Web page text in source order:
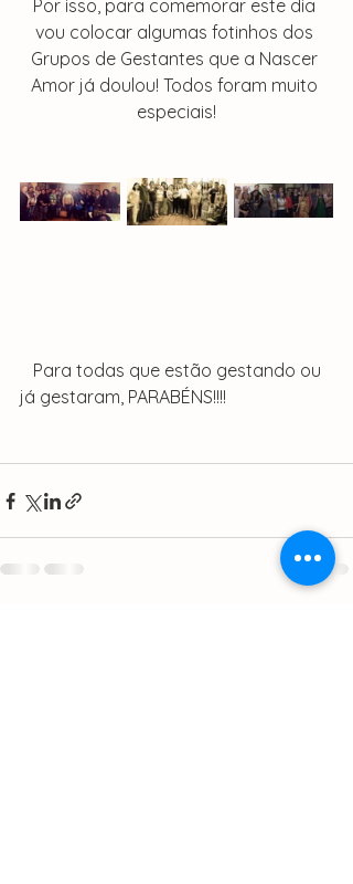
Por isso, para comemorar este dia
vou colocar algumas fotinhos dos
Grupos de Gestantes que a Nascer
Amor já doulou! Todos foram muito
especiais!
já gestaram, PARABÉNS!!!!